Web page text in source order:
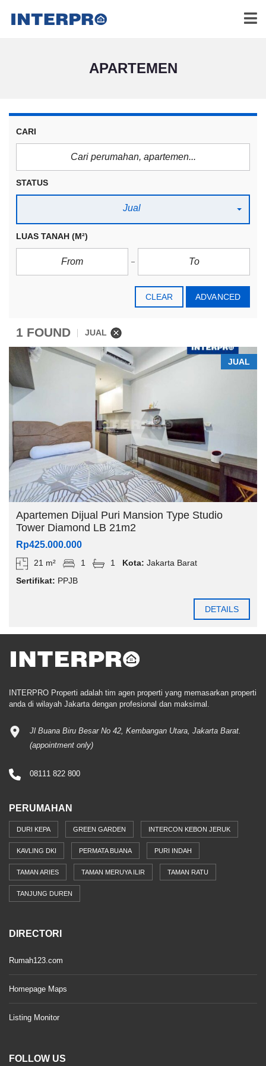
APARTEMEN
CARI
STATUS
Jual
LUAS TANAH (M²)
CLEAR ADVANCED
1 FOUND JUAL
JUAL
Apartemen Dijual Puri Mansion Type Studio
Tower Diamond LB 21m2
Rp425.000.000
21 m² 1 1 Kota: Jakarta Barat
Sertifikat: PPJB
DETAILS
INTERPRO Properti adalah tim agen properti yang memasarkan properti
anda di wilayah Jakarta dengan profesional dan maksimal.
Jl Buana Biru Besar No 42, Kembangan Utara, Jakarta Barat.
(appointment only)
08111 822 800
PERUMAHAN
DURI KEPA GREEN GARDEN INTERCON KEBON JERUK
KAVLING DKI PERMATA BUANA PURI INDAH
TAMAN ARIES TAMAN MERUYA ILIR TAMAN RATU
TANJUNG DUREN
DIRECTORI
Rumah123.com
Homepage Maps
Listing Monitor
FOLLOW US